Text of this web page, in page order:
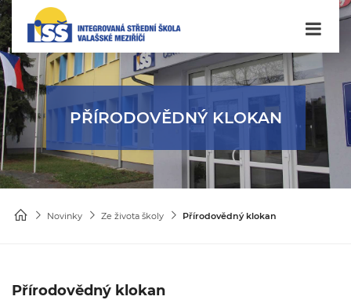
PŘÍRODOVĚDNÝ KLOKAN
Novinky Ze života školy Přírodovědný klokan
Přírodovědný klokan